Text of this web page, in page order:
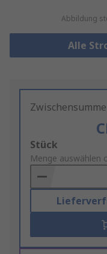
Abbildung
Alle
Add
to
Basket
Stück
Menge auswählen